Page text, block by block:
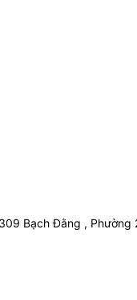
Bạch Đằng , Phường